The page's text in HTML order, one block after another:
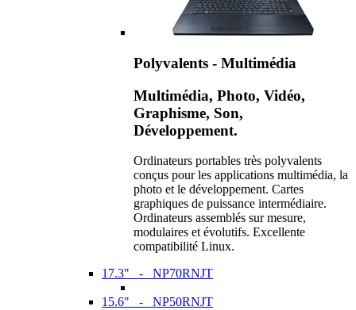
Polyvalents - Multimédia
Multimédia, Photo, Vidéo,
Graphisme, Son,
Développement.
Ordinateurs portables très polyvalents
conçus pour les applications multimédia, la
photo et le développement. Cartes
graphiques de puissance intermédiaire.
Ordinateurs assemblés sur mesure,
modulaires et évolutifs. Excellente
compatibilité Linux.
17.3" - NP70RNJT
15.6" - NP50RNJT